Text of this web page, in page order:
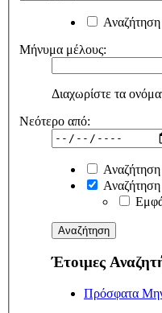
Μήνυμα μέλους:
Διαχωρίστε τα
Νεότερο από:
Έτοιμες
Πρόσφατα